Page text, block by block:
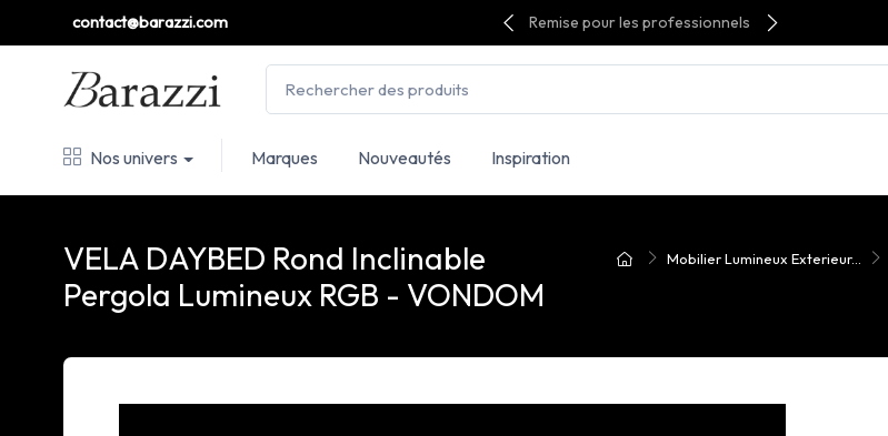
contact@barazzi.com Remise pour les professionnels
Nos univers Marques Nouveautés Inspiration
Mobilier Lumineux Exterieur...
VELA DAYBED Rond Inclinable
Pergola Lumineux RGB - VONDOM